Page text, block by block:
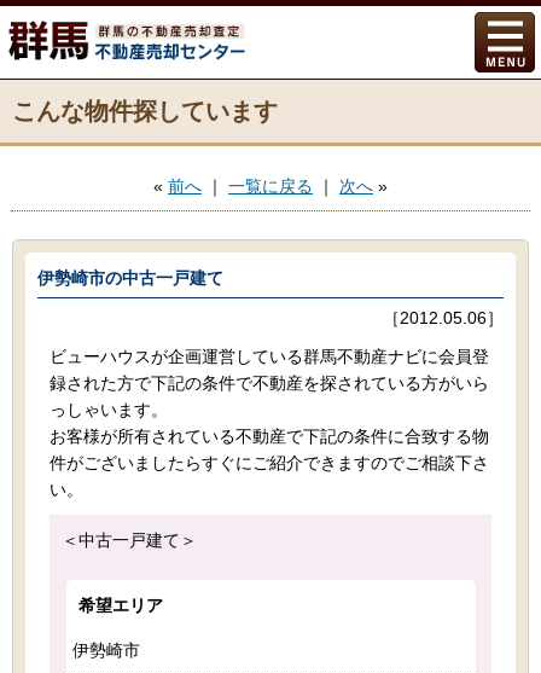
こんな物件探しています
« 前へ ｜ 一覧に戻る ｜ 次へ »
伊勢崎市の中古一戸建て
［2012.05.06］
ビューハウスが企画運営している群馬不動産ナビに会員登
録された方で下記の条件で不動産を探されている方がいら
っしゃいます。
お客様が所有されている不動産で下記の条件に合致する物
件がございましたらすぐにご紹介できますのでご相談下さ
い。
＜中古一戸建て＞
希望エリア
伊勢崎市